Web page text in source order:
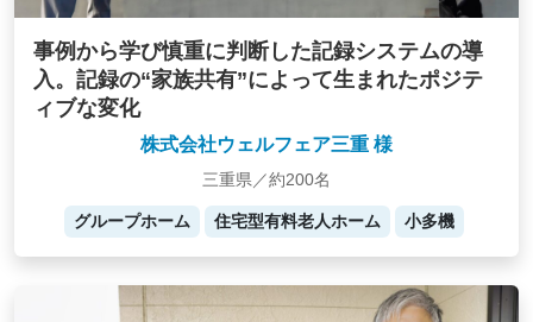
事例から学び慎重に判断した記録システムの導
入。記録の“家族共有”によって生まれたポジテ
ィブな変化
株式会社ウェルフェア三重 様
三重県／約200名
グループホーム 住宅型有料老人ホーム 小多機